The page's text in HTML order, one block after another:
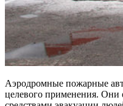
Аэродромные пожарные
целевого применения. Они